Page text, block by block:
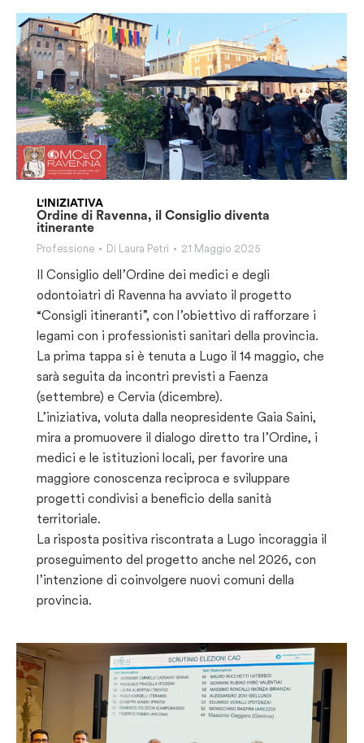
L'INIZIATIVA
Ordine di Ravenna, il Consiglio diventa
itinerante
Professione Di Laura Petri 21 Maggio 2025
Il Consiglio dell’Ordine dei medici e degli
odontoiatri di Ravenna ha avviato il progetto
“Consigli itineranti”, con l’obiettivo di rafforzare i
legami con i professionisti sanitari della provincia.
La prima tappa si è tenuta a Lugo il 14 maggio, che
sarà seguita da incontri previsti a Faenza
(settembre) e Cervia (dicembre).
L’iniziativa, voluta dalla neopresidente Gaia Saini,
mira a promuovere il dialogo diretto tra l’Ordine, i
medici e le istituzioni locali, per favorire una
maggiore conoscenza reciproca e sviluppare
progetti condivisi a beneficio della sanità
territoriale.
La risposta positiva riscontrata a Lugo incoraggia il
proseguimento del progetto anche nel 2026, con
l’intenzione di coinvolgere nuovi comuni della
provincia.